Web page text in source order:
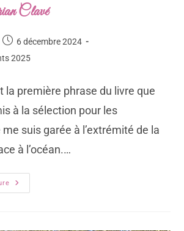
Clavé
6 décembre 2024
2025
la première phrase du livre que
à la sélection pour les
suis garée à l’extrémité de la
à l’océan.…